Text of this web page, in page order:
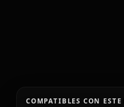
COMPATIBLES CON